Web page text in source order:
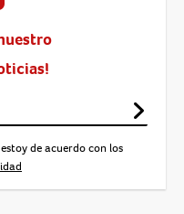
de acuerdo con los